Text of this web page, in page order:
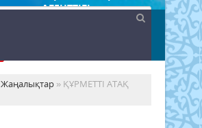
АГЕНТТІГІ
Жаңалықтар » ҚҰРМЕТТІ АТАҚ